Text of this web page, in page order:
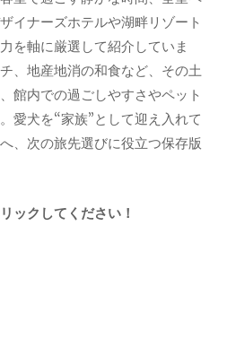
イナーズホテルや湖畔リゾート
を軸に厳選して紹介していま
、地産地消の和食など、その土
館内での過ごしやすさやペット
愛犬を“家族”として迎え入れて
、次の旅先選びに役立つ保存版
ックしてください！